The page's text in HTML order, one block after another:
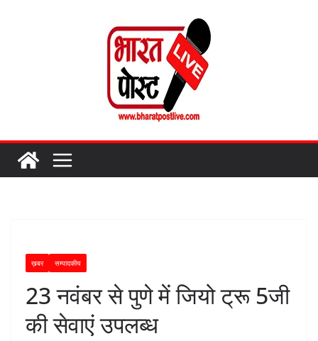
ख़बर सम्पादकीय
23 नवंबर से पुणे में जियो ट्रू 5जी
की सेवाएं उपलब्ध